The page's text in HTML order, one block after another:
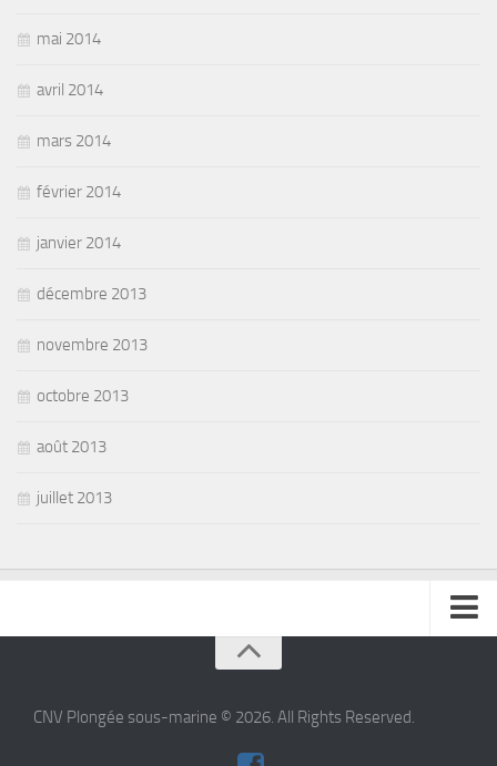
mai 2014
avril 2014
mars 2014
février 2014
janvier 2014
décembre 2013
novembre 2013
octobre 2013
août 2013
juillet 2013
CNV Plongée sous-marine © 2026. All Rights Reserved.